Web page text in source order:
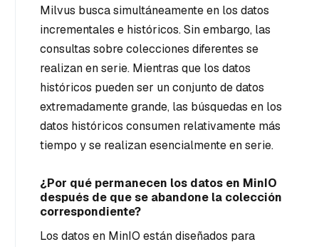
Milvus busca simultáneamente en los datos
incrementales e históricos. Sin embargo, las
consultas sobre colecciones diferentes se
realizan en serie. Mientras que los datos
históricos pueden ser un conjunto de datos
extremadamente grande, las búsquedas en los
datos históricos consumen relativamente más
tiempo y se realizan esencialmente en serie.
¿Por qué permanecen los datos en MinIO
después de que se abandone la colección
correspondiente?
Los datos en MinIO están diseñados para